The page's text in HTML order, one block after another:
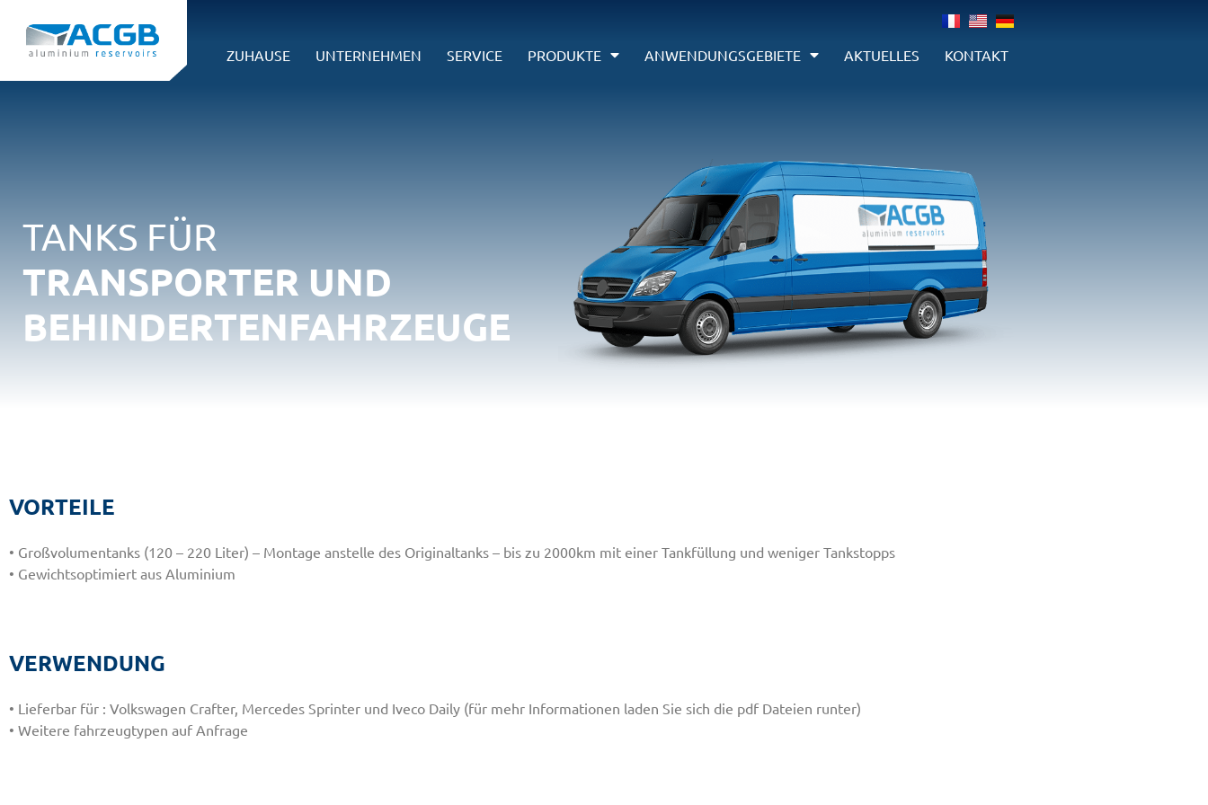
ZUHAUSE UNTERNEHMEN SERVICE PRODUKTE ANWENDUNGSGEBIETE AKTUELLES KONTAKT
TANKS FÜR
TRANSPORTER UND
BEHINDERTENFAHRZEUGE
VORTEILE
• Großvolumentanks (120 – 220 Liter) – Montage anstelle des Originaltanks – bis zu 2000km mit einer Tankfüllung und weniger Tankstopps
• Gewichtsoptimiert aus Aluminium
VERWENDUNG
• Lieferbar für : Volkswagen Crafter, Mercedes Sprinter und Iveco Daily (für mehr Informationen laden Sie sich die pdf Dateien runter)
• Weitere fahrzeugtypen auf Anfrage